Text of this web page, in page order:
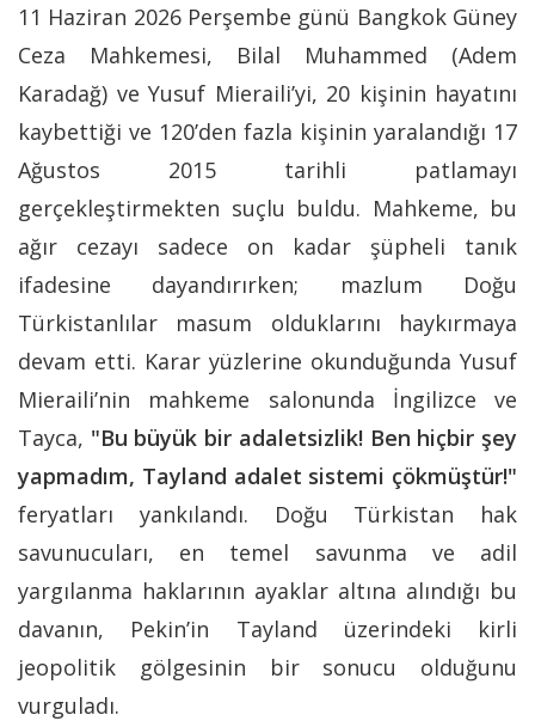
11 Haziran 2026 Perşembe günü Bangkok Güney
Ceza Mahkemesi, Bilal Muhammed (Adem
Karadağ) ve Yusuf Mieraili’yi, 20 kişinin hayatını
kaybettiği ve 120’den fazla kişinin yaralandığı 17
Ağustos 2015 tarihli patlamayı
gerçekleştirmekten suçlu buldu. Mahkeme, bu
ağır cezayı sadece on kadar şüpheli tanık
ifadesine dayandırırken; mazlum Doğu
Türkistanlılar masum olduklarını haykırmaya
devam etti. Karar yüzlerine okunduğunda Yusuf
Mieraili’nin mahkeme salonunda İngilizce ve
Tayca, "Bu büyük bir adaletsizlik! Ben hiçbir şey
yapmadım, Tayland adalet sistemi çökmüştür!"
feryatları yankılandı. Doğu Türkistan hak
savunucuları, en temel savunma ve adil
yargılanma haklarının ayaklar altına alındığı bu
davanın, Pekin’in Tayland üzerindeki kirli
jeopolitik gölgesinin bir sonucu olduğunu
vurguladı.